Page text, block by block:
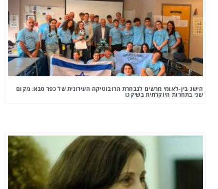
הישג בין-לאומי מרשים לנבחרת הרובוטיקה העירונית של כפר סבא: מקום
שני בתחרות היוקרתית בשיקגו